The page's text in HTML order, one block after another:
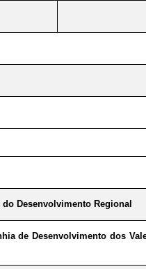
Desenvolvimento Regional
de Desenvolvimento dos